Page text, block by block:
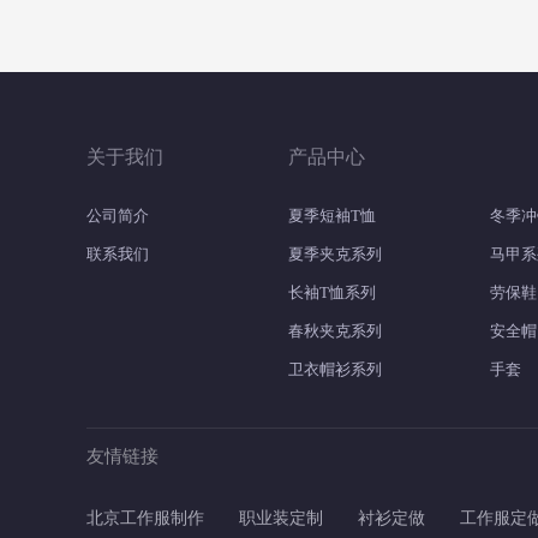
关于我们
公司简介
联系我们
产品中心
夏季短袖T恤
夏季夹克系列
长袖T恤系列
春秋夹克系列
卫衣帽衫系列
冬季
马甲
劳保鞋
安全帽
手套
友情链接
北京工作服制作 职业装定制 衬衫定做 工作服定